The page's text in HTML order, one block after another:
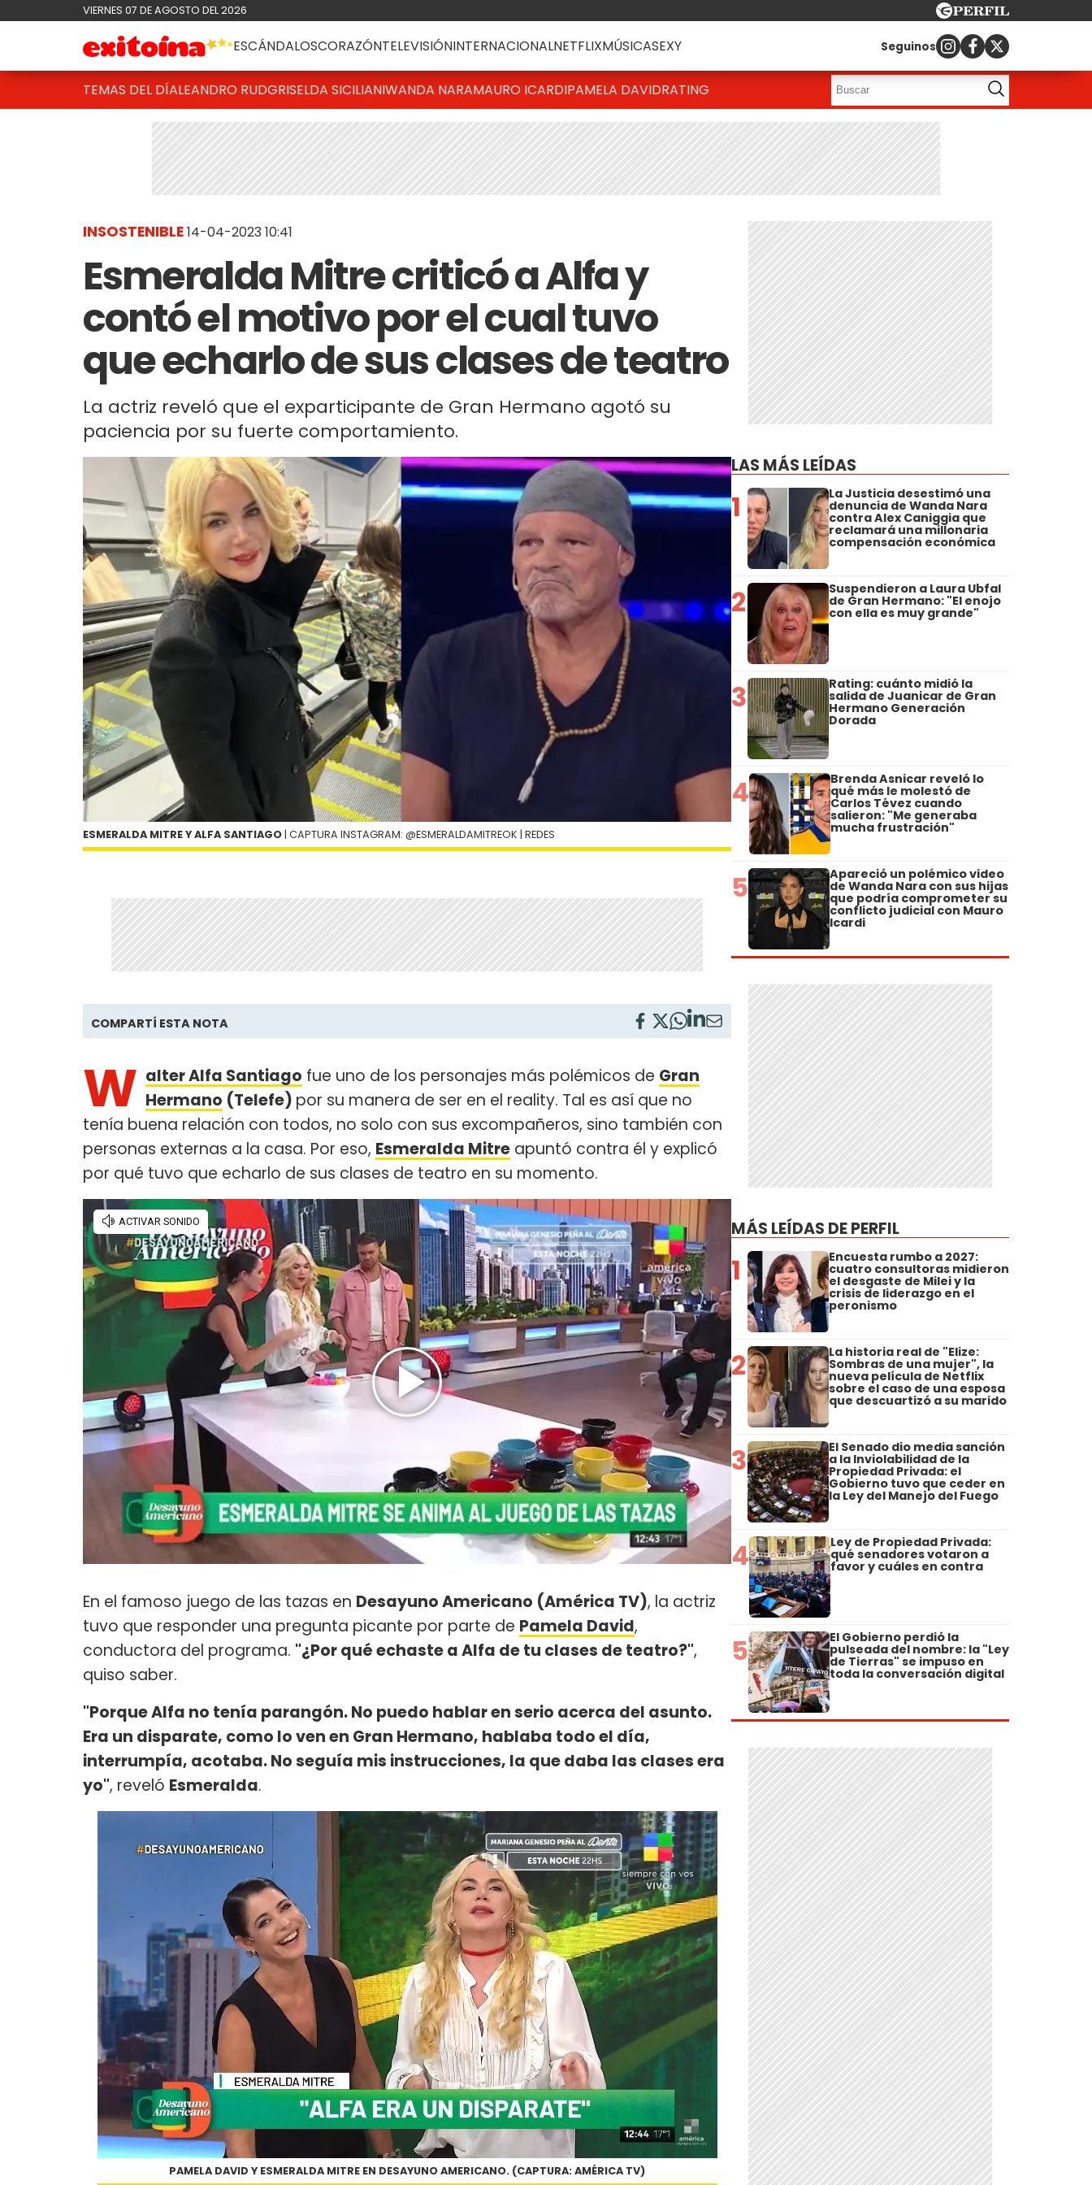
VIERNES 07 DE AGOSTO DEL 2026
ESCÁNDALOSCORAZÓNTELEVISIÓNINTERNACIONALNETFLIXMÚSICASEXY Seguinos
TEMAS DEL DÍALEANDRO RUDGRISELDA SICILIANIWANDA NARAMAURO ICARDIPAMELA DAVIDRATING
INSOSTENIBLE14-04-2023 10:41
Esmeralda Mitre criticó a Alfa y
contó el motivo por el cual tuvo
que echarlo de sus clases de teatro
La actriz reveló que el exparticipante de Gran Hermano agotó su
paciencia por su fuerte comportamiento.
ESMERALDA MITRE Y ALFA SANTIAGO | CAPTURA INSTAGRAM: @ESMERALDAMITREOK | REDES
COMPARTÍ ESTA NOTA
W alter Alfa Santiago fue uno de los personajes más polémicos de Gran
Hermano (Telefe) por su manera de ser en el reality. Tal es así que no
tenía buena relación con todos, no solo con sus excompañeros, sino también con
personas externas a la casa. Por eso, Esmeralda Mitre apuntó contra él y explicó
por qué tuvo que echarlo de sus clases de teatro en su momento.
En el famoso juego de las tazas en Desayuno Americano (América TV), la actriz
tuvo que responder una pregunta picante por parte de Pamela David,
conductora del programa. "¿Por qué echaste a Alfa de tu clases de teatro?",
quiso saber.
"Porque Alfa no tenía parangón. No puedo hablar en serio acerca del asunto.
Era un disparate, como lo ven en Gran Hermano, hablaba todo el día,
interrumpía, acotaba. No seguía mis instrucciones, la que daba las clases era
yo", reveló Esmeralda.
PAMELA DAVID Y ESMERALDA MITRE EN DESAYUNO AMERICANO. (CAPTURA: AMÉRICA TV)
LAS MÁS LEÍDAS
1 La Justicia desestimó una
denuncia de Wanda Nara
contra Alex Caniggia que
reclamará una millonaria
compensación económica
2 Suspendieron a Laura Ubfal
de Gran Hermano: "El enojo
con ella es muy grande"
3 Rating: cuánto midió la
salida de Juanicar de Gran
Hermano Generación
Dorada
4 Brenda Asnicar reveló lo
qué más le molestó de
Carlos Tévez cuando
salieron: "Me generaba
mucha frustración"
5 Apareció un polémico video
de Wanda Nara con sus hijas
que podría comprometer su
conflicto judicial con Mauro
Icardi
MÁS LEÍDAS DE PERFIL
1 Encuesta rumbo a 2027:
cuatro consultoras midieron
el desgaste de Milei y la
crisis de liderazgo en el
peronismo
2 La historia real de "Elize:
Sombras de una mujer", la
nueva película de Netflix
sobre el caso de una esposa
que descuartizó a su marido
3 El Senado dio media sanción
a la Inviolabilidad de la
Propiedad Privada: el
Gobierno tuvo que ceder en
la Ley del Manejo del Fuego
4 Ley de Propiedad Privada:
qué senadores votaron a
favor y cuáles en contra
5 El Gobierno perdió la
pulseada del nombre: la "Ley
de Tierras" se impuso en
toda la conversación digital